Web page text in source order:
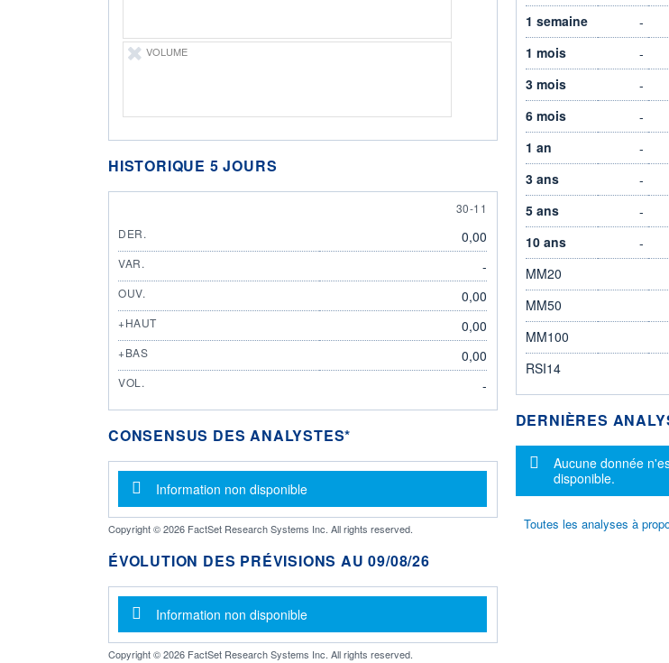
VOLUME
HISTORIQUE 5 JOURS
30 NOVEMBER
30-11
DER.
0,00
VAR. -
OUV. 0,00
+HAUT 0,00
+BAS 0,00
VOL. -
CONSENSUS DES ANALYSTES*
Message d'information
Information non disponible
Copyright © 2026 FactSet Research Systems Inc. All rights reserved.
ÉVOLUTION DES PRÉVISIONS AU 09/08/26
Message d'information
Information non disponible
Copyright © 2026 FactSet Research Systems Inc. All rights reserved.
1 semaine
-
1 mois
-
3 mois
-
6 mois
-
1 an
-
3 ans
-
5 ans
-
10 ans
-
MM20
MM50
MM100
RSI14
DERNIÈRES
Message
Aucune donnée
disponible.
Toutes les analyses à